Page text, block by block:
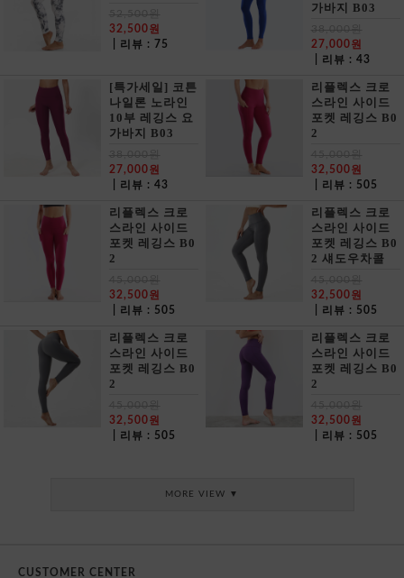
32,500원
| 리뷰 : 75
가바지 B03
27,000원
| 리뷰 : 43
[특가세일] 코튼
나일론 노라인
10부 레깅스 요
가바지 B03
27,000원
| 리뷰 : 43
리플렉스 크로
스라인 사이드
포켓 레깅스 B0
2
32,500원
| 리뷰 : 505
리플렉스 크로
스라인 사이드
포켓 레깅스 B0
2
32,500원
| 리뷰 : 505
리플렉스 크로
스라인 사이드
포켓 레깅스 B0
2 섀도우차콜
32,500원
| 리뷰 : 505
리플렉스 크로
스라인 사이드
포켓 레깅스 B0
2
32,500원
| 리뷰 : 505
리플렉스 크로
스라인 사이드
포켓 레깅스 B0
2
32,500원
| 리뷰 : 505
MORE VIEW ▼
CUSTOMER CENTER